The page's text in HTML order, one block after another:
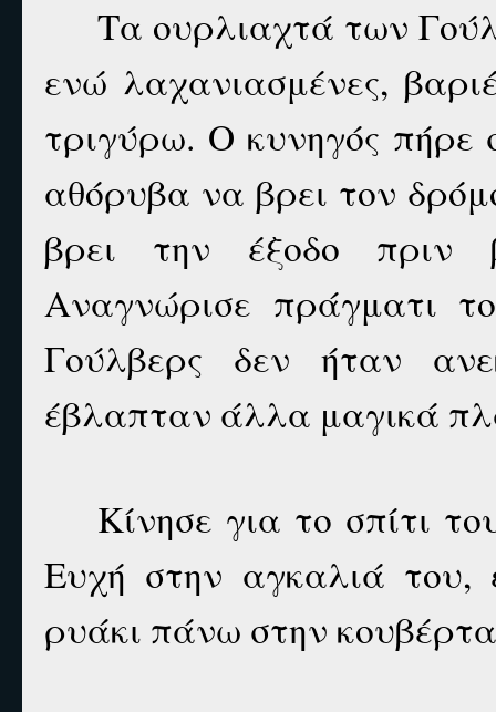
Τα ουρλιαχτά των
ενώ λαχανιασμένες,
τριγύρω. Ο κυνηγός πήρε
αθόρυβα να βρει τον
βρει την έξοδο πριν
Αναγνώρισε πράγματι
Γούλβερς δεν ήταν
έβλαπταν άλλα μαγικά
Κίνησε για το σπίτι
Ευχή στην αγκαλιά
ρυάκι πάνω στην